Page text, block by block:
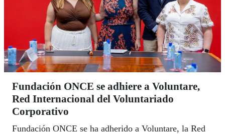
Fundación ONCE se adhiere a Voluntare,
Red Internacional del Voluntariado
Corporativo
Fundación ONCE se ha adherido a Voluntare, la Red